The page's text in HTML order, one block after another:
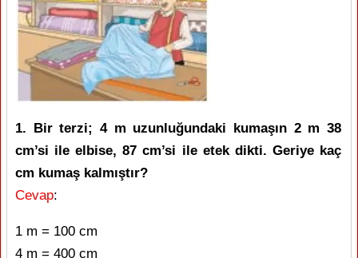
1. Bir terzi; 4 m uzunluğundaki kumaşın 2 m 38
cm’si ile elbise, 87 cm’si ile etek dikti. Geriye kaç
cm kumaş kalmıştır?
Cevap:
1 m = 100 cm
4 m = 400 cm